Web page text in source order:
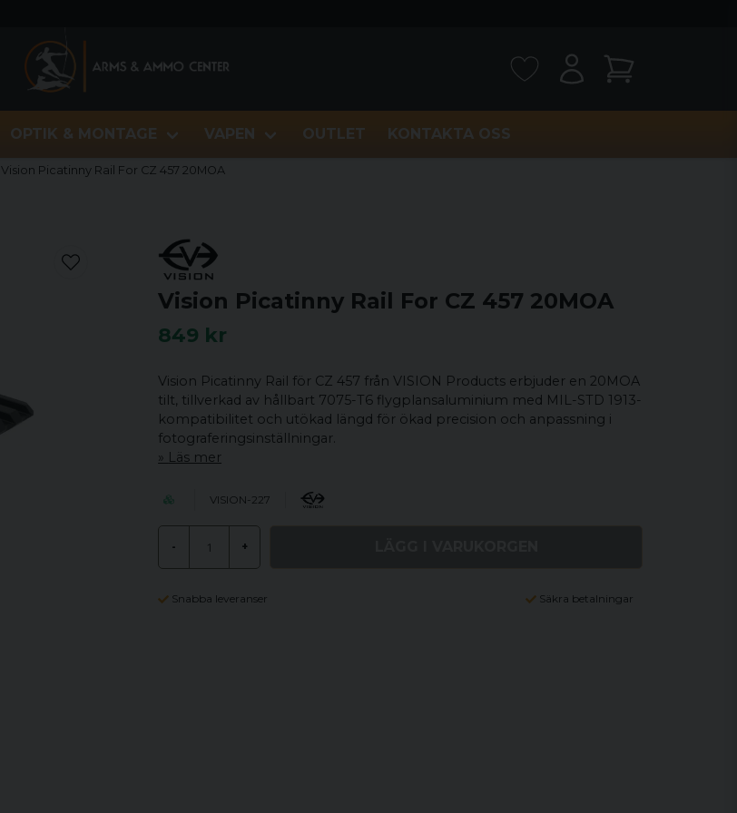
OPTIK & MONTAGE VAPEN OUTLET KONTAKTA OSS
Vision Picatinny Rail For CZ 457 20MOA
Vision Picatinny Rail For CZ 457 20MOA
849 kr
Vision Picatinny Rail för CZ 457 från VISION Products erbjuder en 20MOA
tilt, tillverkad av hållbart 7075-T6 flygplansaluminium med MIL-STD 1913-
kompatibilitet och utökad längd för ökad precision och anpassning i
fotograferingsinställningar.
Läs mer
VISION-227
- +
Snabba leveranser Säkra betalningar